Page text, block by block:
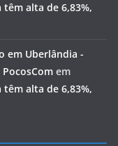
alta de 6,83%,
em Uberlândia -
em
alta de 6,83%,